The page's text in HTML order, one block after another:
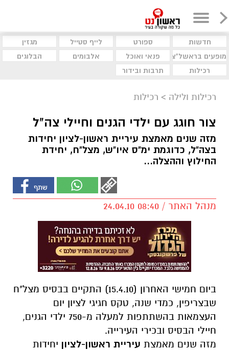
חדשות ספורט לייף סטייל
מגזין
מופעים בראשל"צ
פנאי ואוכל אלבומים
הבלוגים
רכילות
תרבות ובידור
רכילות ולילה > רכילות
צור חוגג עם ילדי הגנים וחיילי צה"ל
מזה שנים מאמצת עיריית ראשון-לציון יחידות
בצה"ל, כדוגמת ימ"ס איו"ש, מצל"ח, יחידת
החילוץ וההצלה...
מנהל האתר / 08:40 24.04.10
ביום חמישי האחרון (15.4.10) התקיים בבסיס מצל"ח
שבצריפין, כמדי שנה, טקס חגיגי לציון יום
העצמאות בהשתתפות למעלה מ-750 ילדי הגנים,
חיילי הבסיס ובכירי העירייה.
מזה שנים מאמצת עיריית ראשון-לציון יחידות